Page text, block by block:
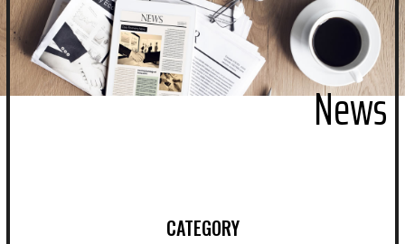
News
CATEGORY